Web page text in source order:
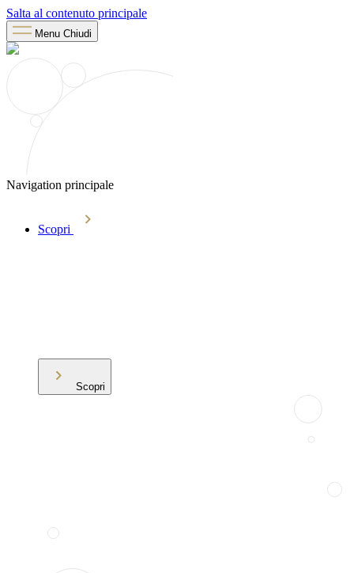
Salta al contenuto principale
Menu Chiudi
Navigation principale
Scopri
Scopri